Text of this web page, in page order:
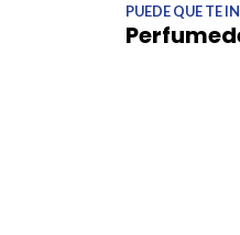
PUEDE QUE TE